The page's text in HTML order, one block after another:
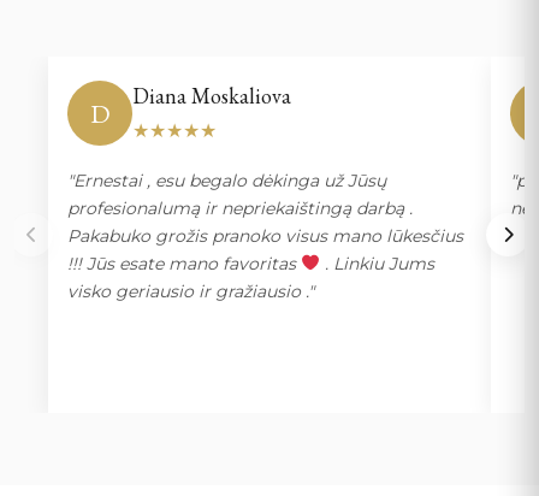
D
Diana Moskaliova
★★★★★
"Ernestai , esu begalo dėkinga už Jūsų
profesionalumą ir nepriekaištingą darbą .
Pakabuko grožis pranoko visus mano lūkesčius
!!! Jūs esate mano favoritas
. Linkiu Jums
visko geriausio ir gražiausio ."